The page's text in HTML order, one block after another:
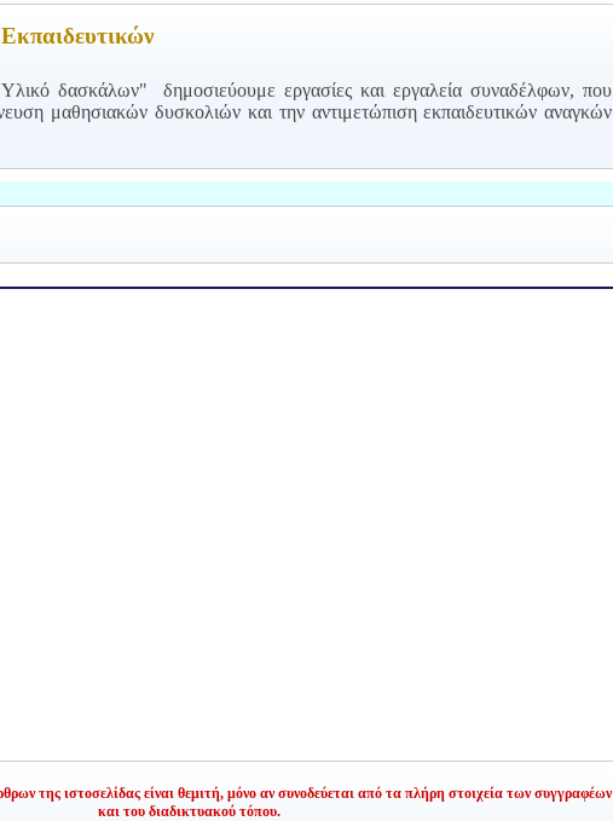
Υλικό δασκάλων" δημοσιεύουμε εργασίες και εργαλεία συναδέλφων, που
μαθησιακών δυσκολιών και την αντιμετώπιση εκπαιδευτικών αναγκών
της ιστοσελίδας είναι θεμιτή, μόνο αν συνοδεύεται από τα πλήρη στοιχεία των συγγραφέων
και του διαδικτυακού τόπου.